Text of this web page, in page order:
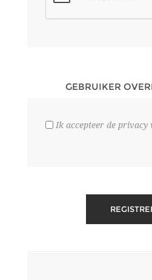
GEBRUIKER
Ik accepteer de privacy